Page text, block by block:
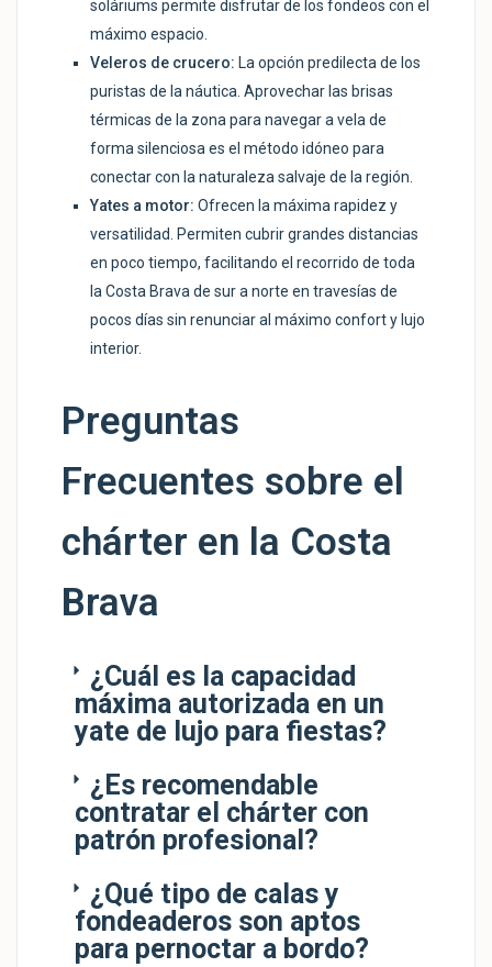
soláriums permite disfrutar de los fondeos con el
máximo espacio.
Veleros de crucero: La opción predilecta de los
puristas de la náutica. Aprovechar las brisas
térmicas de la zona para navegar a vela de
forma silenciosa es el método idóneo para
conectar con la naturaleza salvaje de la región.
Yates a motor: Ofrecen la máxima rapidez y
versatilidad. Permiten cubrir grandes distancias
en poco tiempo, facilitando el recorrido de toda
la Costa Brava de sur a norte en travesías de
pocos días sin renunciar al máximo confort y lujo
interior.
Preguntas
Frecuentes sobre el
chárter en la Costa
Brava
¿Cuál es la capacidad
máxima autorizada en un
yate de lujo para fiestas?
¿Es recomendable
contratar el chárter con
patrón profesional?
¿Qué tipo de calas y
fondeaderos son aptos
para pernoctar a bordo?